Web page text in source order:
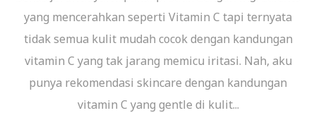
yang mencerahkan seperti Vitamin C tapi ternyata
tidak semua kulit mudah cocok dengan kandungan
vitamin C yang tak jarang memicu iritasi. Nah, aku
punya rekomendasi skincare dengan kandungan
vitamin C yang gentle di kulit...